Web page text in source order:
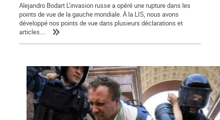
Alejandro Bodart L’invasion russe a opéré une rupture dans les
points de vue de la gauche mondiale. À la LIS, nous avons
développé nos points de vue dans plusieurs déclarations et
articles....